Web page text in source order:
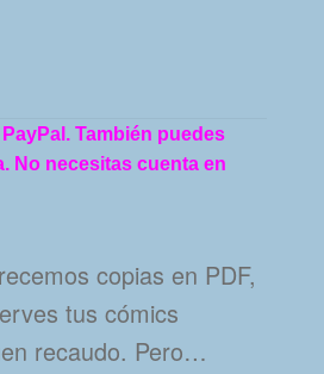
También puedes
No necesitas cuenta en
copias en PDF,
tus cómics
recaudo. Pero…